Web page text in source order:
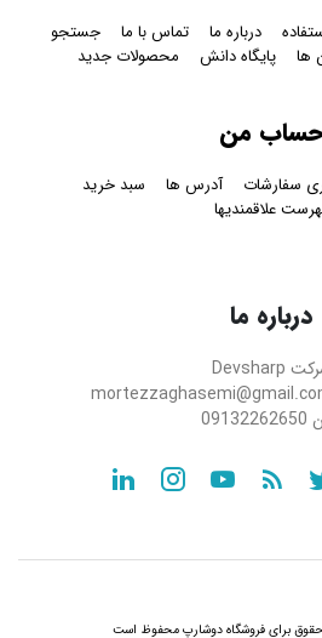
درباره ما تماس با ما
جستجو
ها پایگاه دانش محصولات جدید
من
سفارشات آدرس ها
سبد خرید
علاقمندیها
درباره ما
Devsharp
09132262650